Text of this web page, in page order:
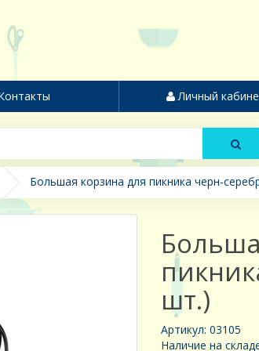
Личный
Большая корзина для пикника черн-
шт.)
Артикул: 03105
Наличие на